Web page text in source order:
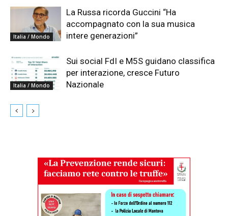
Italia / Mondo
La Russa ricorda Guccini “Ha
accompagnato con la sua musica
intere generazioni”
Italia / Mondo
Sui social FdI e M5S guidano classifica
per interazione, cresce Futuro
Nazionale